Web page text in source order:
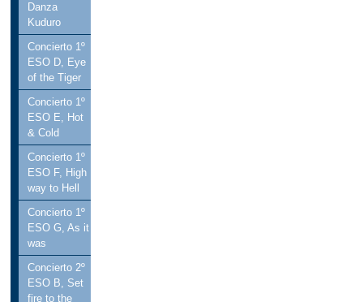
Danza
Kuduro
Concierto 1º
ESO D, Eye
of the Tiger
Concierto 1º
ESO E, Hot
& Cold
Concierto 1º
ESO F, High
way to Hell
Concierto 1º
ESO G, As it
was
Concierto 2º
ESO B, Set
fire to the